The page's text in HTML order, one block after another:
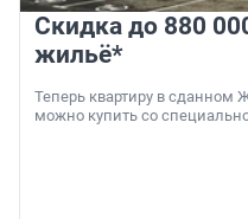
Скидка до 880
жильё*
Теперь квартиру в сданном
можно купить со